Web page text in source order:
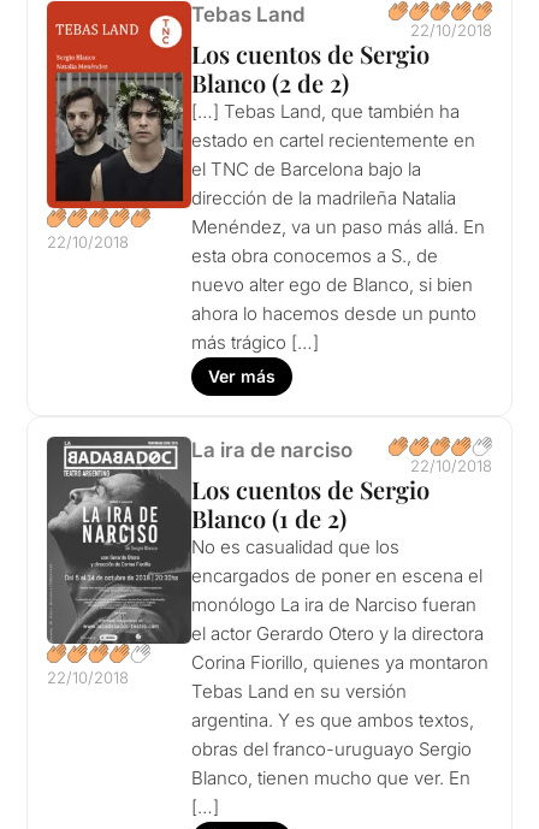
22/10/2018
Tebas Land
22/10/2018
Los cuentos de Sergio
Blanco (2 de 2)
[…] Tebas Land, que también ha
estado en cartel recientemente en
el TNC de Barcelona bajo la
dirección de la madrileña Natalia
Menéndez, va un paso más allá. En
esta obra conocemos a S., de
nuevo alter ego de Blanco, si bien
ahora lo hacemos desde un punto
más trágico […]
Ver más
22/10/2018
La ira de narciso
22/10/2018
Los cuentos de Sergio
Blanco (1 de 2)
No es casualidad que los
encargados de poner en escena el
monólogo La ira de Narciso fueran
el actor Gerardo Otero y la directora
Corina Fiorillo, quienes ya montaron
Tebas Land en su versión
argentina. Y es que ambos textos,
obras del franco-uruguayo Sergio
Blanco, tienen mucho que ver. En
[…]